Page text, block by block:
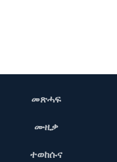
መጽሓፍ
ሙዚቃ
ተወከሱና